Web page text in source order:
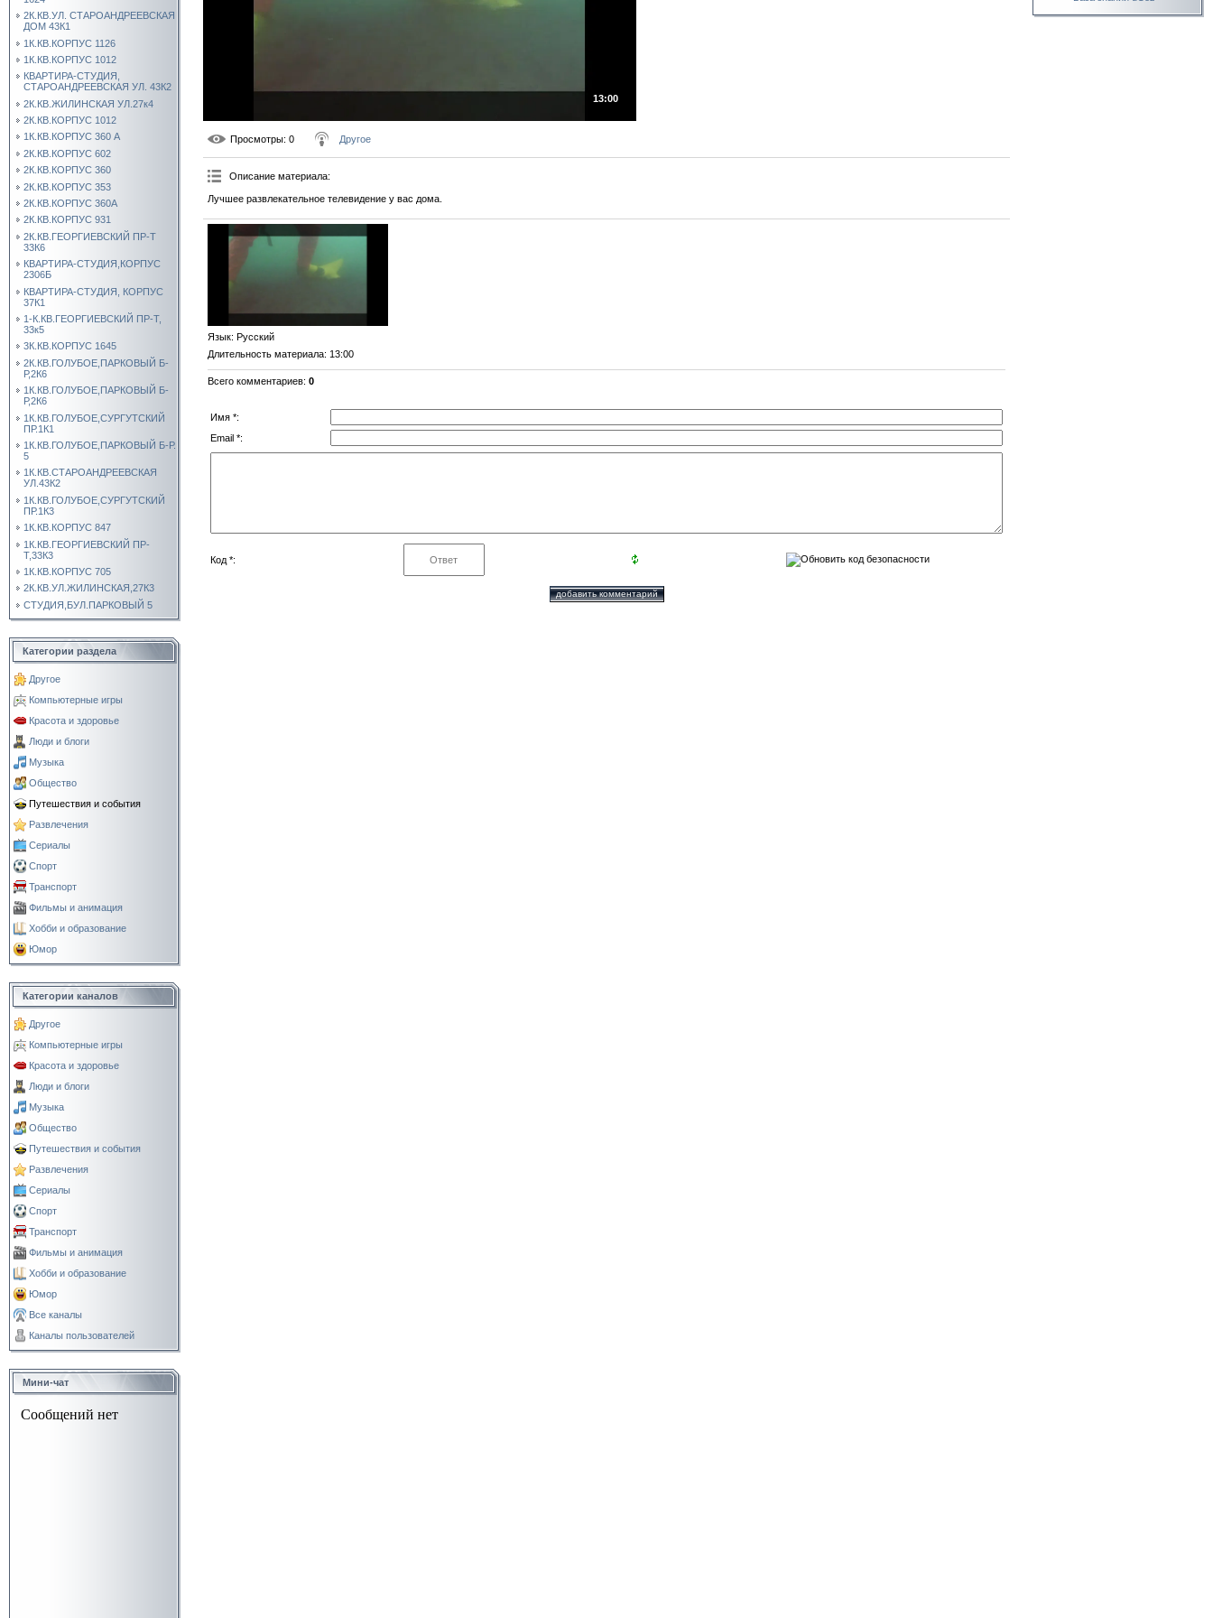
2К.КВ.УЛ. СТАРОАНДРЕЕВСКАЯ
ДОМ 43К1
1К.КВ.КОРПУС 1126
1К.КВ.КОРПУС 1012
КВАРТИРА-СТУДИЯ,
СТАРОАНДРЕЕВСКАЯ УЛ. 43К2
2К.КВ.ЖИЛИНСКАЯ УЛ.27к4
2К.КВ.КОРПУС 1012
1К.КВ.КОРПУС 360 А
2К.КВ.КОРПУС 602
2К.КВ.КОРПУС 360
2К.КВ.КОРПУС 353
2К.КВ.КОРПУС 360А
2К.КВ.КОРПУС 931
2К.КВ.ГЕОРГИЕВСКИЙ ПР-Т
33К6
КВАРТИРА-СТУДИЯ,КОРПУС
2306Б
КВАРТИРА-СТУДИЯ, КОРПУС
37К1
1-К.КВ.ГЕОРГИЕВСКИЙ ПР-Т,
33к5
3К.КВ.КОРПУС 1645
2К.КВ.ГОЛУБОЕ,ПАРКОВЫЙ Б-
Р,2К6
1К.КВ.ГОЛУБОЕ,ПАРКОВЫЙ Б-
Р,2К6
1К.КВ.ГОЛУБОЕ,СУРГУТСКИЙ
ПР.1К1
1К.КВ.ГОЛУБОЕ,ПАРКОВЫЙ Б-Р.
5
1К.КВ.СТАРОАНДРЕЕВСКАЯ
УЛ.43К2
1К.КВ.ГОЛУБОЕ,СУРГУТСКИЙ
ПР.1К3
1К.КВ.КОРПУС 847
1К.КВ.ГЕОРГИЕВСКИЙ ПР-
Т,33К3
1К.КВ.КОРПУС 705
2К.КВ.УЛ.ЖИЛИНСКАЯ,27К3
СТУДИЯ,БУЛ.ПАРКОВЫЙ 5
Категории раздела
Другое
Компьютерные игры
Красота и здоровье
Люди и блоги
Музыка
Общество
Путешествия и события
Развлечения
Сериалы
Спорт
Транспорт
Фильмы и анимация
Хобби и образование
Юмор
Категории каналов
Другое
Компьютерные игры
Красота и здоровье
Люди и блоги
Музыка
Общество
Путешествия и события
Развлечения
Сериалы
Спорт
Транспорт
Фильмы и анимация
Хобби и образование
Юмор
Все каналы
Каналы пользователей
Мини-чат
13:00
Просмотры: 0 Другое
Описание материала:
Лучшее развлекательное телевидение у вас дома.
Язык: Русский
Длительность материала: 13:00
Всего комментариев: 0
Имя *:
Email *:
Код *: